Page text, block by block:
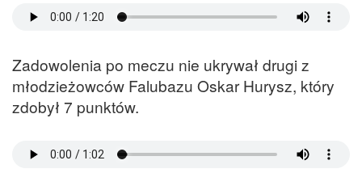
Zadowolenia po meczu nie ukrywał drugi z
młodzieżowców Falubazu Oskar Hurysz, który
zdobył 7 punktów.